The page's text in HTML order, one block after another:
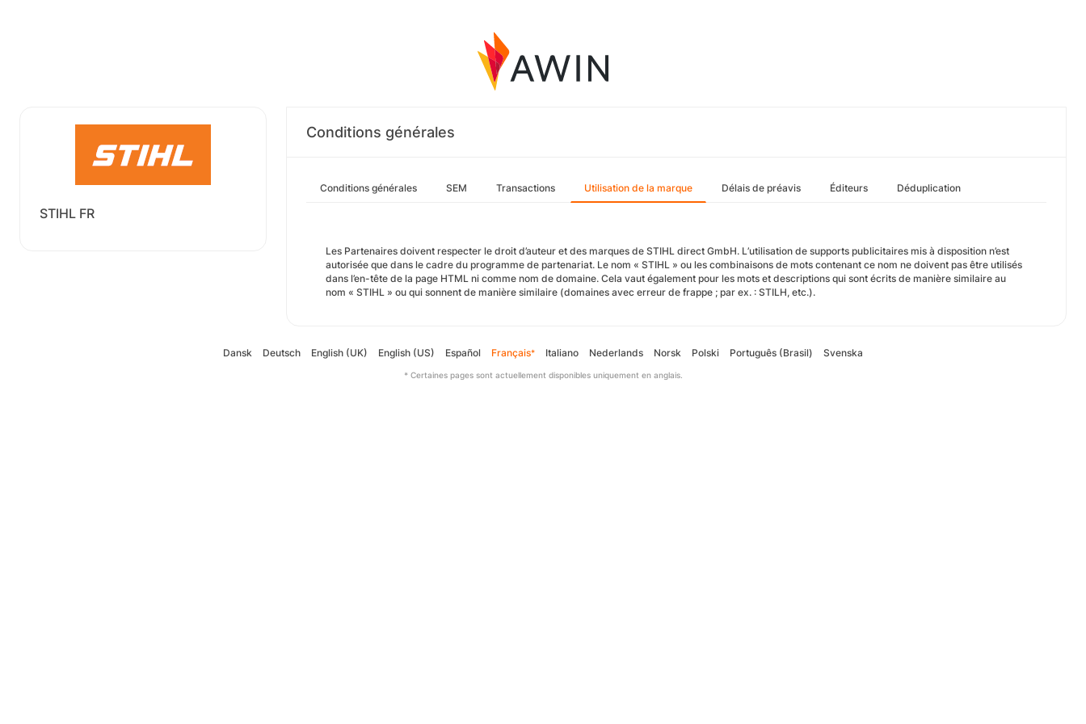
STIHL FR
Conditions générales
Conditions générales SEM Transactions Utilisation de la marque Délais de préavis Éditeurs Déduplication
Les Partenaires doivent respecter le droit d’auteur et des marques de STIHL direct GmbH. L’utilisation de supports publicitaires mis à disposition n’est
autorisée que dans le cadre du programme de partenariat. Le nom « STIHL » ou les combinaisons de mots contenant ce nom ne doivent pas être utilisés
dans l’en-tête de la page HTML ni comme nom de domaine. Cela vaut également pour les mots et descriptions qui sont écrits de manière similaire au
nom « STIHL » ou qui sonnent de manière similaire (domaines avec erreur de frappe ; par ex. : STILH, etc.).
Dansk Deutsch English (UK) English (US) Español Français* Italiano Nederlands Norsk Polski Português (Brasil) Svenska
* Certaines pages sont actuellement disponibles uniquement en anglais.